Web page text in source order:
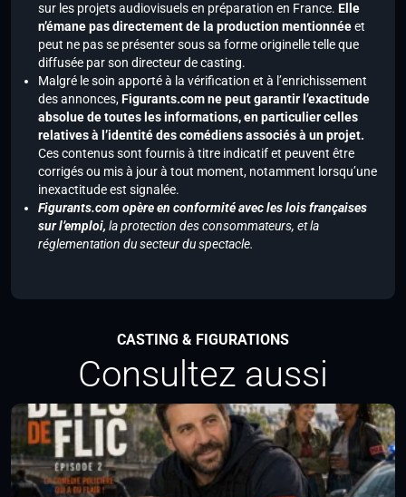
sur les projets audiovisuels en préparation en France. Elle
n’émane pas directement de la production mentionnéeet
peut ne pas se présenter sous sa forme originelle telle que
diffusée par son directeur de casting.
Malgré le soin apporté à la vérification et à l’enrichissement
des annonces,Figurants.com ne peut garantir l’exactitude
absolue de toutes les informations, en particulier celles
relatives à l’identité des comédiens associés à un projet.
Ces contenus sont fournis à titre indicatif et peuvent être
corrigés ou mis à jour à tout moment, notamment lorsqu’une
inexactitude est signalée.
Figurants.com opère en conformité avec les lois françaises
sur l’emploi, la protection des consommateurs, et la
réglementation du secteur du spectacle.
CASTING & FIGURATIONS
Consultez aussi